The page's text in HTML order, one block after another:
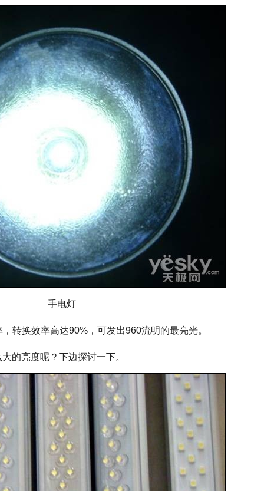
手电灯
换效率高达90%，可发出960流明的最亮光。
亮度呢？下边探讨一下。